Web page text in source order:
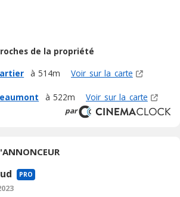
de la propriété
à 514m Voir sur la carte
à 522m Voir sur la carte
par
PRO